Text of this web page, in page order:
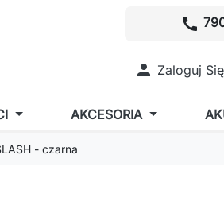
call
 Zaloguj Się
AKCESORIA
- czarna